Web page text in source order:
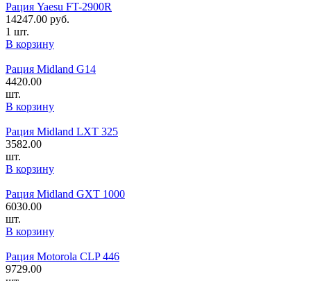
Рация Yaesu FT-2900R
14247.00 руб.
1 шт.
В корзину
Рация Midland G14
4420.00
шт.
В корзину
Рация Midland LXT 325
3582.00
шт.
В корзину
Рация Midland GXT 1000
6030.00
шт.
В корзину
Рация Motorola CLP 446
9729.00